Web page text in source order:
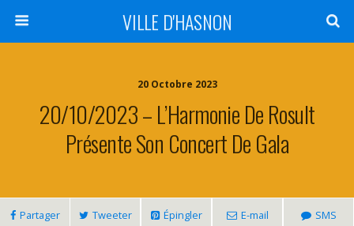
VILLE D'HASNON
20 Octobre 2023
20/10/2023 – L’Harmonie De Rosult
Présente Son Concert De Gala
Partager Tweeter Épingler E-mail SMS